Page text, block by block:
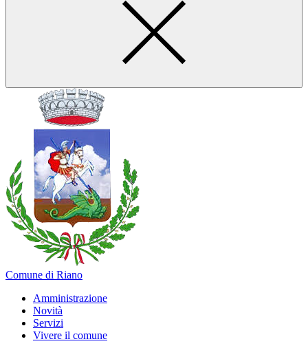
Comune di Riano
Amministrazione
Novità
Servizi
Vivere il comune